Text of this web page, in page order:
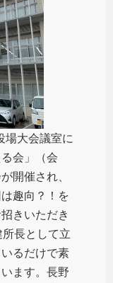
場大会議室に
会」（会
開催され、
趣向？！を
きいただき
長として立
るだけで素
ます。長野